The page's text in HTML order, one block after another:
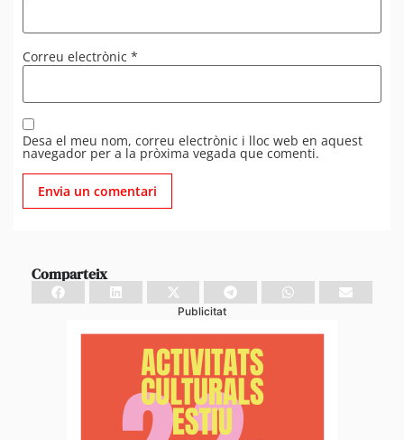
Correu electrònic *
Desa el meu nom, correu electrònic i lloc web en aquest
navegador per a la pròxima vegada que comenti.
Comparteix
Publicitat